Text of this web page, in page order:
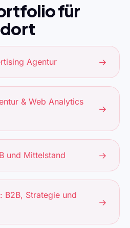
für
Agentur →
& Web Analytics
→
und Mittelstand →
B2B, Strategie und
→